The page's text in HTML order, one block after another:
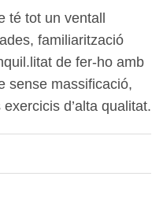
té tot un ventall
familiarització
de fer-ho amb
sense massificació,
d’alta qualitat.